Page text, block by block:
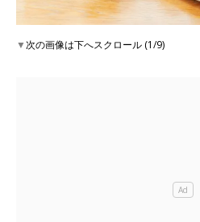
▼次の画像は下へスクロール (1/9)